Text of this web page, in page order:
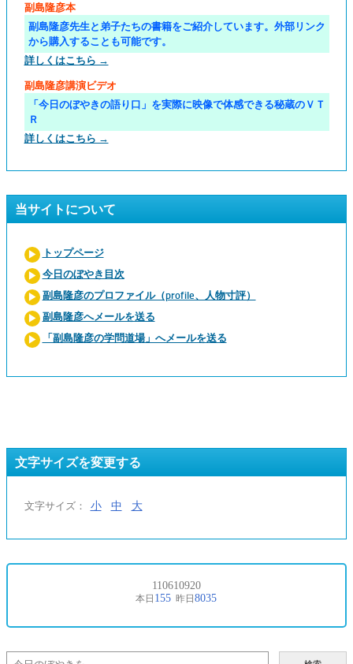
副島隆彦本
副島隆彦先生と弟子たちの書籍をご紹介しています。外部リンク
から購入することも可能です。
詳しくはこちら →
副島隆彦講演ビデオ
「今日のぼやきの語り口」を実際に映像で体感できる秘蔵のＶＴ
Ｒ
詳しくはこちら →
当サイトについて
トップページ
今日のぼやき目次
副島隆彦のプロファイル（profile、人物寸評）
副島隆彦へメールを送る
「副島隆彦の学問道場」へメールを送る
文字サイズを変更する
文字サイズ： 小 中 大